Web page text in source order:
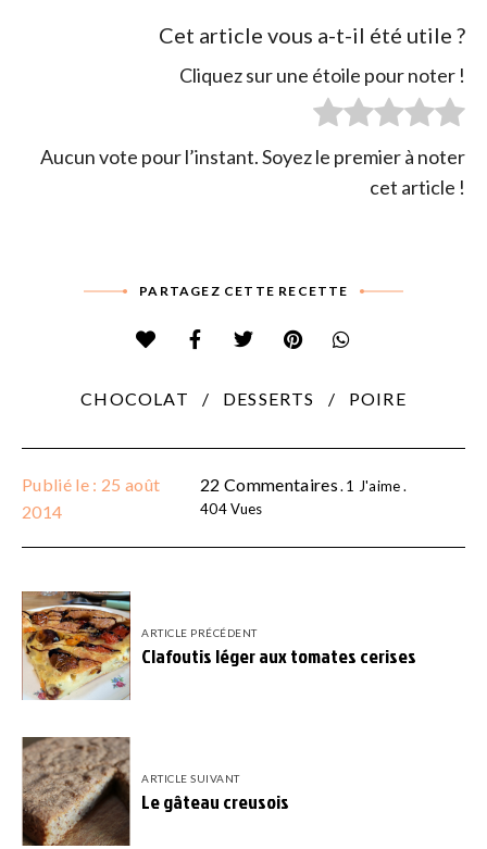
Cet article vous a-t-il été utile ?
Cliquez sur une étoile pour noter !
Aucun vote pour l’instant. Soyez le premier à noter
cet article !
PARTAGEZ CETTE RECETTE
CHOCOLAT DESSERTS POIRE
Publié le : 25 août
2014
22 Commentaires 1 J'aime
404Vues
ARTICLE PRÉCÉDENT
Clafoutis léger aux tomates cerises
ARTICLE SUIVANT
Le gâteau creusois